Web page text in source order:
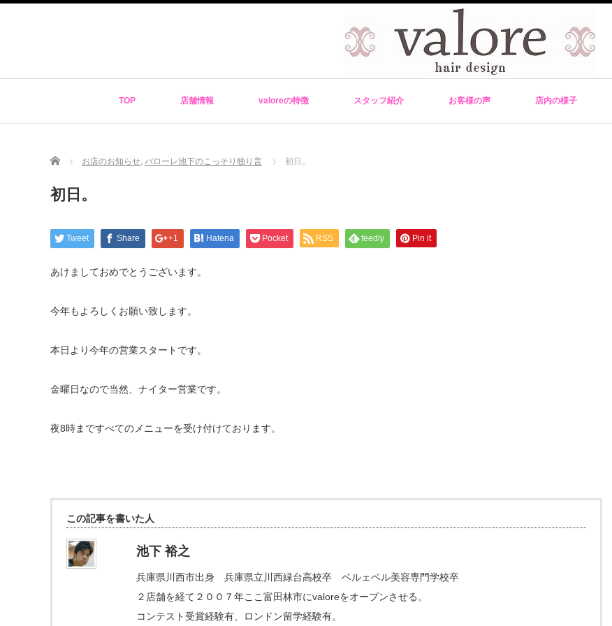
TOP 店舗情報 valoreの特徴 スタッフ紹介 お客様の声 店内の様子
Home お店のお知らせ, バローレ池下のこっそり独り言 初日。
初日。
Tweet Share +1 Hatena Pocket RSS feedly Pin it
あけましておめでとうございます。
今年もよろしくお願い致します。
本日より今年の営業スタートです。
金曜日なので当然、ナイター営業です。
夜8時まですべてのメニューを受け付けております。
この記事を書いた人
池下 裕之
兵庫県川西市出身 兵庫県立川西緑台高校卒 ベルェベル美容専門学校卒
２店舗を経て２００７年ここ富田林市にvaloreをオープンさせる。
コンテスト受賞経験有、ロンドン留学経験有。